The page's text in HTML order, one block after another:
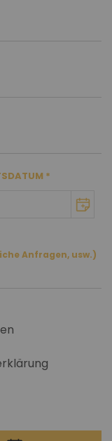
Anfragen, usw.)